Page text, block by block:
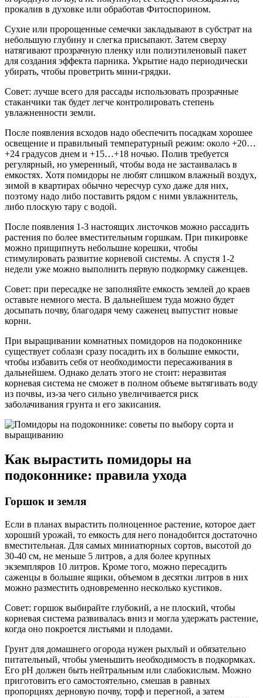
прокалив в духовке или обработав Фитоспорином.
Сухие или пророщенные семечки закладывают в субстрат на
небольшую глубину и слегка присыпают. Затем сверху
натягивают прозрачную пленку или полиэтиленовый пакет
для создания эффекта парника. Укрытие надо периодически
убирать, чтобы проветрить мини-грядки.
Совет: лучше всего для рассады использовать прозрачные
стаканчики так будет легче контролировать степень
увлажненности земли.
После появления всходов надо обеспечить посадкам хорошее
освещение и правильный температурный режим: около +20…
+24 градусов днем и +15…+18 ночью. Полив требуется
регулярный, но умеренный, чтобы вода не застаивалась в
емкостях. Хотя помидоры не любят слишком влажный воздух,
зимой в квартирах обычно чересчур сухо даже для них,
поэтому надо либо поставить рядом с ними увлажнитель,
либо плоскую тару с водой.
После появления 1-3 настоящих листочков можно рассадить
растения по более вместительным горшкам. При пикировке
можно прищипнуть небольшие корешки, чтобы
стимулировать развитие корневой системы. А спустя 1-2
недели уже можно выполнить первую подкормку саженцев.
Совет: при пересадке не заполняйте емкость землей до краев
оставьте немного места. В дальнейшем туда можно будет
досыпать почву, благодаря чему саженец выпустит новые
корни.
При выращивании комнатных помидоров на подоконнике
существует соблазн сразу посадить их в большие емкости,
чтобы избавить себя от необходимости пересаживания в
дальнейшем. Однако делать этого не стоит: неразвитая
корневая система не сможет в полном объеме вытягивать воду
из почвы, из-за чего сильно увеличивается риск
заболачивания грунта и его закисания.
Как вырастить помидоры на
подоконнике: правила ухода
Горшок и земля
Если в планах вырастить полноценное растение, которое дает
хороший урожай, то емкость для него понадобится достаточно
вместительная. Для самых миниатюрных сортов, высотой до
30-40 см, не меньше 5 литров, а для более крупных
экземпляров 10 литров. Кроме того, можно пересадить
саженцы в большие ящики, объемом в десятки литров в них
можно разместить одновременно несколько кустиков.
Совет: горшок выбирайте глубокий, а не плоский, чтобы
корневая система развивалась вниз и могла удержать растение,
когда оно покроется листьями и плодами.
Грунт для домашнего огорода нужен рыхлый и обязательно
питательный, чтобы уменьшить необходимость в подкормках.
Его pH должен быть нейтральным или слабокислым. Можно
приготовить его самостоятельно, смешав в равных
пропорциях дерновую почву, торф и перегной, а затем